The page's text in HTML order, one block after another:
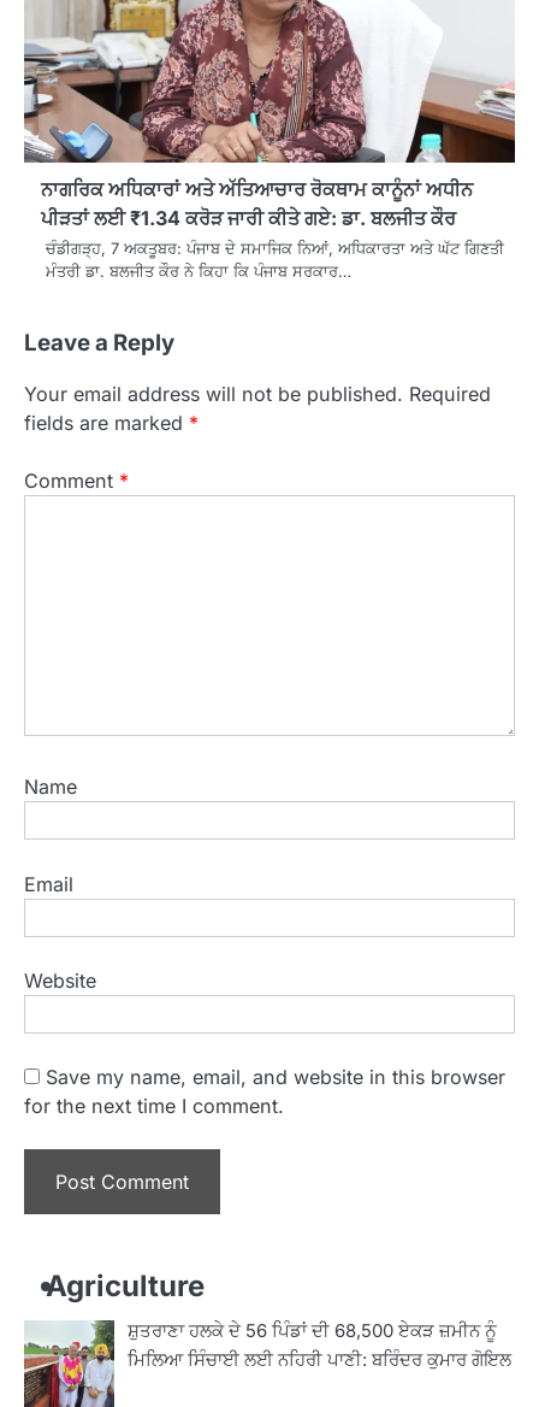
ਨਾਗਰਿਕ ਅਧਿਕਾਰਾਂ ਅਤੇ ਅੱਤਿਆਚਾਰ ਰੋਕਥਾਮ ਕਾਨੂੰਨਾਂ ਅਧੀਨ
ਪੀੜਤਾਂ ਲਈ ₹1.34 ਕਰੋੜ ਜਾਰੀ ਕੀਤੇ ਗਏ: ਡਾ. ਬਲਜੀਤ ਕੌਰ
ਚੰਡੀਗੜ੍ਹ, 7 ਅਕਤੂਬਰ: ਪੰਜਾਬ ਦੇ ਸਮਾਜਿਕ ਨਿਆਂ, ਅਧਿਕਾਰਤਾ ਅਤੇ ਘੱਟ ਗਿਣਤੀ
ਮੰਤਰੀ ਡਾ. ਬਲਜੀਤ ਕੌਰ ਨੇ ਕਿਹਾ ਕਿ ਪੰਜਾਬ ਸਰਕਾਰ…
Leave a Reply
Your email address will not be published. Required
fields are marked *
Comment *
Name
Email
Website
Save my name, email, and website in this browser
for the next time I comment.
Agriculture
ਸ਼ੁਤਰਾਣਾ ਹਲਕੇ ਦੇ 56 ਪਿੰਡਾਂ ਦੀ 68,500 ਏਕੜ ਜ਼ਮੀਨ ਨੂੰ
ਮਿਲਿਆ ਸਿੰਚਾਈ ਲਈ ਨਹਿਰੀ ਪਾਣੀ: ਬਰਿੰਦਰ ਕੁਮਾਰ ਗੋਇਲ